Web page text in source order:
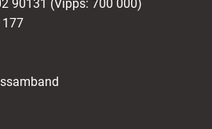
90131 (Vipps: 700 000)